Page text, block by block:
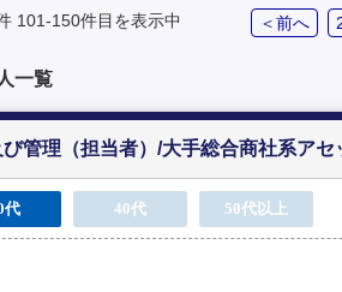
101-150件目を表示中 ＜前へ
一覧
管理（担当者）/大手総合商社系ア
代 40代 50代以上